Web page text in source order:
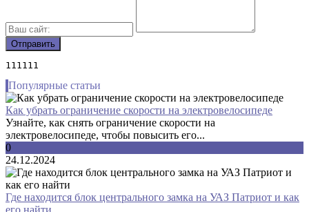
111111
Популярные статьи
Как убрать ограничение скорости на электровелосипеде
Узнайте, как снять ограничение скорости на
электровелосипеде, чтобы повысить его...
0
24.12.2024
Где находится блок центрального замка на УАЗ Патриот и как